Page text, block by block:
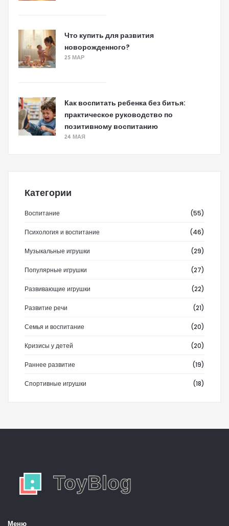
Что купить для развития
новорожденного?
25 МАР
Как воспитать ребенка без битья:
практическое руководство по
позитивному воспитанию
24 МАЯ
Категории
Воспитание (55)
Психология и воспитание (46)
Музыкальные игрушки (29)
Популярные игрушки (27)
Развивающие игрушки (22)
Развитие речи (21)
Семья и воспитание (20)
Кризисы у детей (20)
Раннее развитие (19)
Спортивные игрушки (18)
Меню